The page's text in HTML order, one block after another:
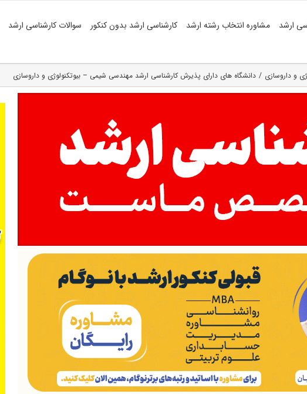
ارشد مشاوره انتخاب رشته ارشد کارشناسی ارشد بدون کنکور سوالات کارشناسی ارشد
و داروسازی دانشگاه های دارای پذیرش کارشناسی ارشد مهندسی شیمی – بیوتکنولوژی و داروسازی